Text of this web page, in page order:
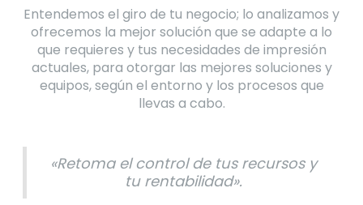
Entendemos el giro de tu negocio; lo analizamos y
ofrecemos la mejor solución que se adapte a lo
que requieres y tus necesidades de impresión
actuales, para otorgar las mejores soluciones y
equipos, según el entorno y los procesos que
llevas a cabo.
«Retoma el control de tus recursos y
tu rentabilidad».